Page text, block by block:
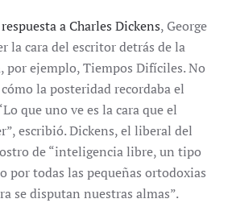
a Charles Dickens, George
la cara del escritor detrás de la
por ejemplo, Tiempos Difíciles. No
la posteridad recordaba el
que uno ve es la cara que el
escribió. Dickens, el liberal del
de “inteligencia libre, un tipo
por todas las pequeñas ortodoxias
se disputan nuestras almas”.